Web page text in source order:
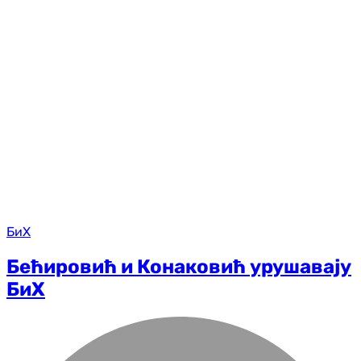
БиХ
Бећировић и Конаковић урушавају
БиХ